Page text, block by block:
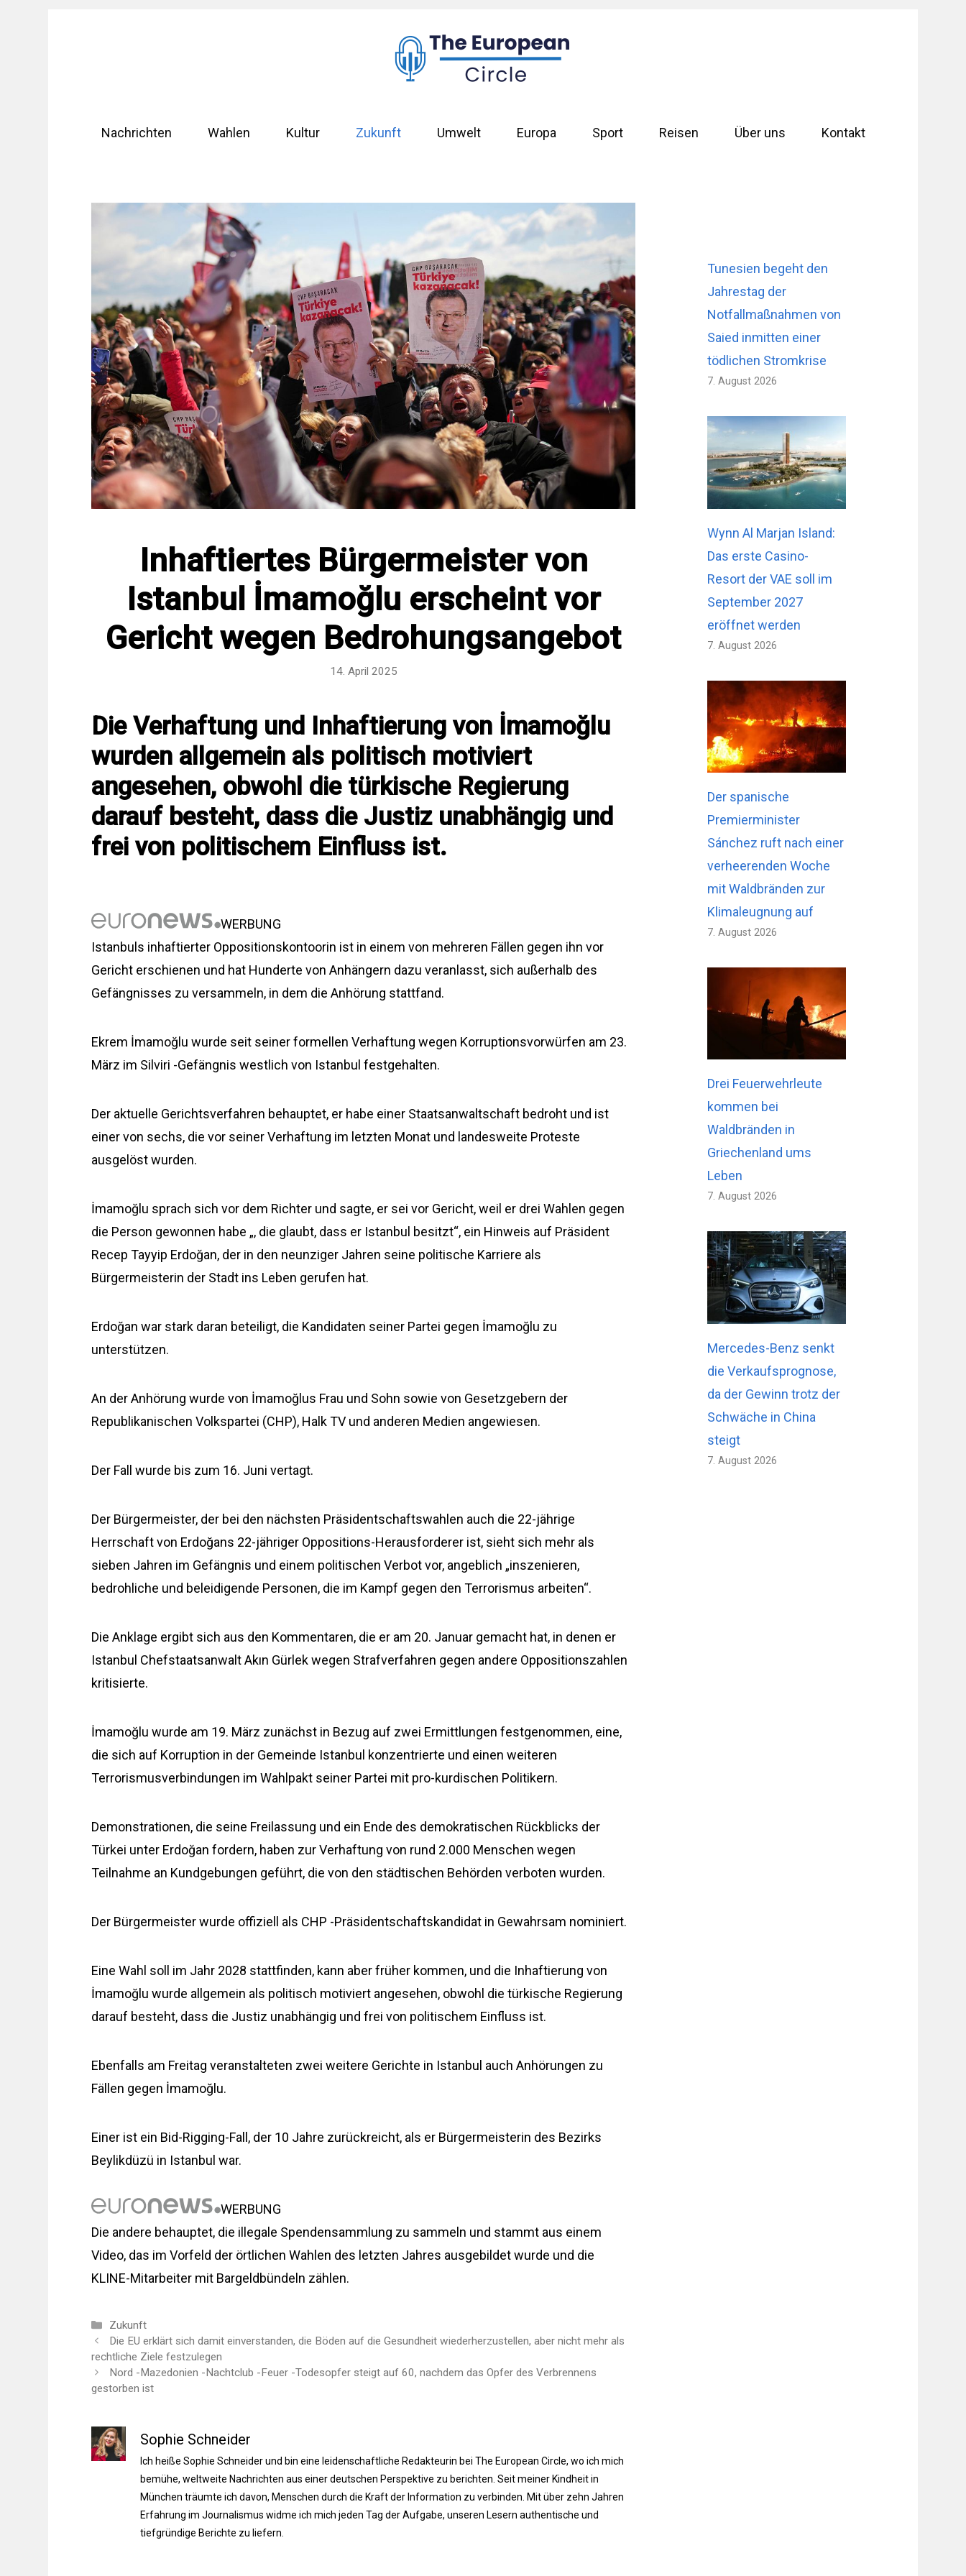
Nachrichten Wahlen Kultur Zukunft Umwelt Europa Sport Reisen Über uns Kontakt
Inhaftiertes Bürgermeister von
Istanbul İmamoğlu erscheint vor
Gericht wegen Bedrohungsangebot
14. April 2025
Die Verhaftung und Inhaftierung von İmamoğlu
wurden allgemein als politisch motiviert
angesehen, obwohl die türkische Regierung
darauf besteht, dass die Justiz unabhängig und
frei von politischem Einfluss ist.
WERBUNG
Istanbuls inhaftierter Oppositionskontoorin ist in einem von mehreren Fällen gegen ihn vor
Gericht erschienen und hat Hunderte von Anhängern dazu veranlasst, sich außerhalb des
Gefängnisses zu versammeln, in dem die Anhörung stattfand.
Ekrem İmamoğlu wurde seit seiner formellen Verhaftung wegen Korruptionsvorwürfen am 23.
März im Silviri -Gefängnis westlich von Istanbul festgehalten.
Der aktuelle Gerichtsverfahren behauptet, er habe einer Staatsanwaltschaft bedroht und ist
einer von sechs, die vor seiner Verhaftung im letzten Monat und landesweite Proteste
ausgelöst wurden.
İmamoğlu sprach sich vor dem Richter und sagte, er sei vor Gericht, weil er drei Wahlen gegen
die Person gewonnen habe „, die glaubt, dass er Istanbul besitzt“, ein Hinweis auf Präsident
Recep Tayyip Erdoğan, der in den neunziger Jahren seine politische Karriere als
Bürgermeisterin der Stadt ins Leben gerufen hat.
Erdoğan war stark daran beteiligt, die Kandidaten seiner Partei gegen İmamoğlu zu
unterstützen.
An der Anhörung wurde von İmamoğlus Frau und Sohn sowie von Gesetzgebern der
Republikanischen Volkspartei (CHP), Halk TV und anderen Medien angewiesen.
Der Fall wurde bis zum 16. Juni vertagt.
Der Bürgermeister, der bei den nächsten Präsidentschaftswahlen auch die 22-jährige
Herrschaft von Erdoğans 22-jähriger Oppositions-Herausforderer ist, sieht sich mehr als
sieben Jahren im Gefängnis und einem politischen Verbot vor, angeblich „inszenieren,
bedrohliche und beleidigende Personen, die im Kampf gegen den Terrorismus arbeiten“.
Die Anklage ergibt sich aus den Kommentaren, die er am 20. Januar gemacht hat, in denen er
Istanbul Chefstaatsanwalt Akın Gürlek wegen Strafverfahren gegen andere Oppositionszahlen
kritisierte.
İmamoğlu wurde am 19. März zunächst in Bezug auf zwei Ermittlungen festgenommen, eine,
die sich auf Korruption in der Gemeinde Istanbul konzentrierte und einen weiteren
Terrorismusverbindungen im Wahlpakt seiner Partei mit pro-kurdischen Politikern.
Demonstrationen, die seine Freilassung und ein Ende des demokratischen Rückblicks der
Türkei unter Erdoğan fordern, haben zur Verhaftung von rund 2.000 Menschen wegen
Teilnahme an Kundgebungen geführt, die von den städtischen Behörden verboten wurden.
Der Bürgermeister wurde offiziell als CHP -Präsidentschaftskandidat in Gewahrsam nominiert.
Eine Wahl soll im Jahr 2028 stattfinden, kann aber früher kommen, und die Inhaftierung von
İmamoğlu wurde allgemein als politisch motiviert angesehen, obwohl die türkische Regierung
darauf besteht, dass die Justiz unabhängig und frei von politischem Einfluss ist.
Ebenfalls am Freitag veranstalteten zwei weitere Gerichte in Istanbul auch Anhörungen zu
Fällen gegen İmamoğlu.
Einer ist ein Bid-Rigging-Fall, der 10 Jahre zurückreicht, als er Bürgermeisterin des Bezirks
Beylikdüzü in Istanbul war.
WERBUNG
Die andere behauptet, die illegale Spendensammlung zu sammeln und stammt aus einem
Video, das im Vorfeld der örtlichen Wahlen des letzten Jahres ausgebildet wurde und die
KLINE-Mitarbeiter mit Bargeldbündeln zählen.
Kategorien
Zukunft
Die EU erklärt sich damit einverstanden, die Böden auf die Gesundheit wiederherzustellen, aber nicht mehr als
rechtliche Ziele festzulegen
Nord -Mazedonien -Nachtclub -Feuer -Todesopfer steigt auf 60, nachdem das Opfer des Verbrennens
gestorben ist
Sophie Schneider
Ich heiße Sophie Schneider und bin eine leidenschaftliche Redakteurin bei The European Circle, wo ich mich
bemühe, weltweite Nachrichten aus einer deutschen Perspektive zu berichten. Seit meiner Kindheit in
München träumte ich davon, Menschen durch die Kraft der Information zu verbinden. Mit über zehn Jahren
Erfahrung im Journalismus widme ich mich jeden Tag der Aufgabe, unseren Lesern authentische und
tiefgründige Berichte zu liefern.
Tunesien begeht den
Jahrestag der
Notfallmaßnahmen von
Saied inmitten einer
tödlichen Stromkrise
7. August 2026
Wynn Al Marjan Island:
Das erste Casino-
Resort der VAE soll im
September 2027
eröffnet werden
7. August 2026
Der spanische
Premierminister
Sánchez ruft nach einer
verheerenden Woche
mit Waldbränden zur
Klimaleugnung auf
7. August 2026
Drei Feuerwehrleute
kommen bei
Waldbränden in
Griechenland ums
Leben
7. August 2026
Mercedes-Benz senkt
die Verkaufsprognose,
da der Gewinn trotz der
Schwäche in China
steigt
7. August 2026